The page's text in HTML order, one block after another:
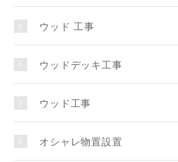
ウッド 工事
ウッドデッキ工事
ウッド工事
オシャレ物置設置